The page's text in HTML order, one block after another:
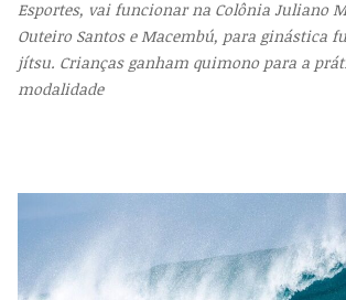
Esportes, vai funcionar na Colônia Juliano
Outeiro Santos e Macembú, para ginástica
jítsu. Crianças ganham quimono para a
modalidade